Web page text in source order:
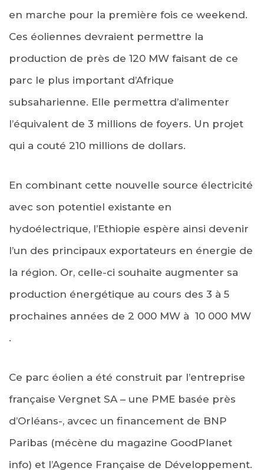
en marche pour la première fois ce weekend.
Ces éoliennes devraient permettre la
production de près de 120 MW faisant de ce
parc le plus important d’Afrique
subsaharienne. Elle permettra d’alimenter
l’équivalent de 3 millions de foyers. Un projet
qui a couté 210 millions de dollars.
En combinant cette nouvelle source électricité
avec son potentiel existante en
hydoélectrique, l’Ethiopie espère ainsi devenir
l’un des principaux exportateurs en énergie de
la région. Or, celle-ci souhaite augmenter sa
production énergétique au cours des 3 à 5
prochaines années de 2 000 MW à 10 000 MW
.
Ce parc éolien a été construit par l’entreprise
française Vergnet SA – une PME basée près
d’Orléans-, avcec un financement de BNP
Paribas (mécène du magazine GoodPlanet
info) et l’Agence Française de Développement.